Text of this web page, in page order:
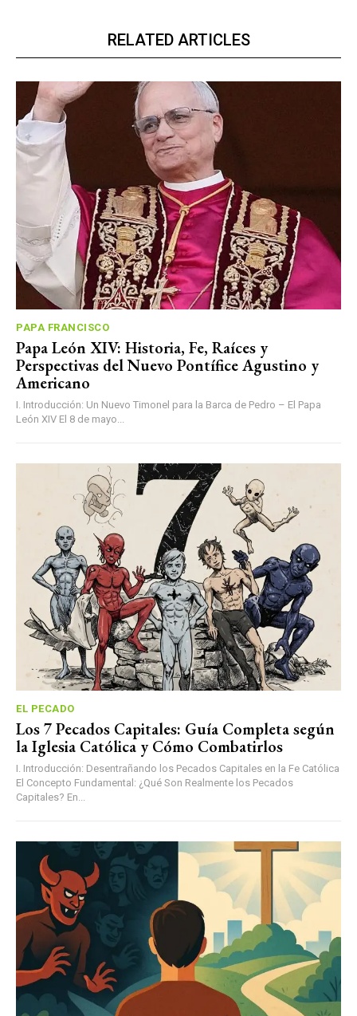
RELATED ARTICLES
PAPA FRANCISCO
Papa León XIV: Historia, Fe, Raíces y
Perspectivas del Nuevo Pontífice Agustino y
Americano
I. Introducción: Un Nuevo Timonel para la Barca de Pedro – El Papa
León XIV El 8 de mayo...
EL PECADO
Los 7 Pecados Capitales: Guía Completa según
la Iglesia Católica y Cómo Combatirlos
I. Introducción: Desentrañando los Pecados Capitales en la Fe Católica
El Concepto Fundamental: ¿Qué Son Realmente los Pecados
Capitales? En...